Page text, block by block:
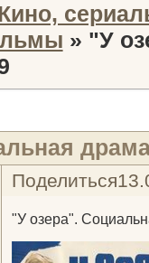
» "У
Поделиться
"У озера".